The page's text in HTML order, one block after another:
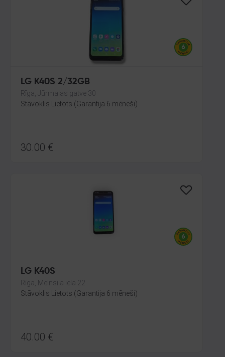
LG K40S 2/32GB
Rīga, Jūrmalas gatve 30
Stāvoklis Lietots (Garantija 6 mēneši)
30.00 €
LG K40S
Rīga, Melnsila iela 22
Stāvoklis Lietots (Garantija 6 mēneši)
40.00 €